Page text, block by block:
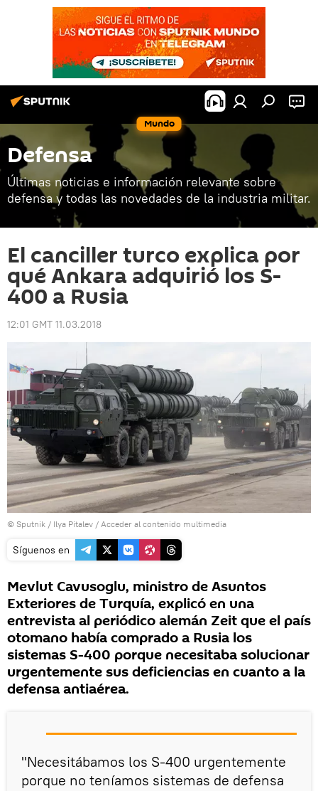
Mundo
Defensa
Últimas noticias e información relevante sobre
defensa y todas las novedades de la industria militar.
El canciller turco explica por
qué Ankara adquirió los S-
400 a Rusia
12:01 GMT 11.03.2018
© Sputnik / Ilya Pitalev / Acceder al contenido multimedia
Síguenos en
Mevlut Cavusoglu, ministro de Asuntos
Exteriores de Turquía, explicó en una
entrevista al periódico alemán Zeit que el país
otomano había comprado a Rusia los
sistemas S-400 porque necesitaba solucionar
urgentemente sus deficiencias en cuanto a la
defensa antiaérea.
"Necesitábamos los S-400 urgentemente
porque no teníamos sistemas de defensa